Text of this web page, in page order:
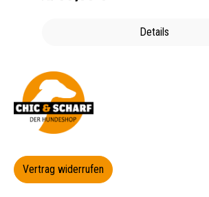
Details
Vertrag widerrufen